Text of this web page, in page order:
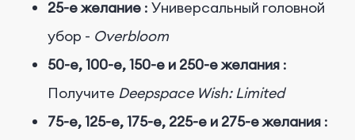
25-е желание : Универсальный головной
убор - Overbloom
50-е, 100-е, 150-е и 250-е желания :
Получите Deepspace Wish: Limited
75-е, 125-е, 175-е, 225-е и 275-е желания :